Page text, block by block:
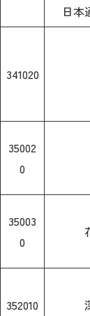
日本
341020
35002
0
35003
0
352010